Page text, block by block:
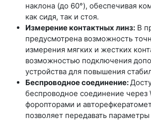
наклона (до 60°), обеспечивая
как сидя, так и стоя.
Измерение контактных линз: В
предусмотрена возможность
измерения мягких и жестких
возможностью подключения
устройства для повышения
Беспроводное соединение:
беспроводное соединение через
форопторами и
позволяет передавать